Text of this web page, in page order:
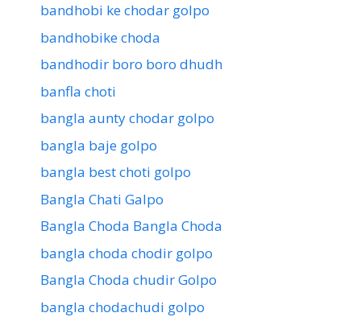
bandhobi ke chodar golpo
bandhobike choda
bandhodir boro boro dhudh
banfla choti
bangla aunty chodar golpo
bangla baje golpo
bangla best choti golpo
Bangla Chati Galpo
Bangla Choda Bangla Choda
bangla choda chodir golpo
Bangla Choda chudir Golpo
bangla chodachudi golpo